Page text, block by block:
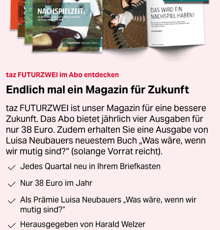
taz FUTURZWEI im Abo entdecken
Endlich mal ein Magazin für Zukunft
taz FUTURZWEI ist unser Magazin für eine bessere
Zukunft. Das Abo bietet jährlich vier Ausgaben für
nur 38 Euro. Zudem erhalten Sie eine Ausgabe von
Luisa Neubauers neuestem Buch „Was wäre, wenn
wir mutig sind?“ (solange Vorrat reicht).
Jedes Quartal neu in Ihrem Briefkasten
Nur 38 Euro im Jahr
Als Prämie Luisa Neubauers „Was wäre, wenn wir
mutig sind?“
Herausgegeben von Harald Welzer